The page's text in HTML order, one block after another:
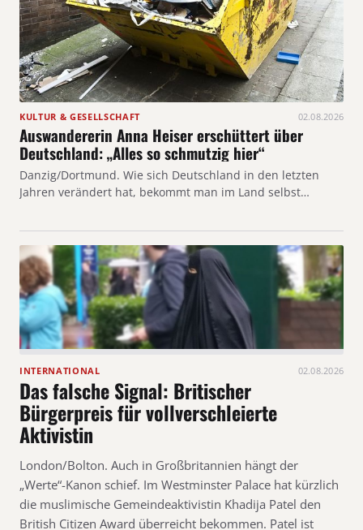
KULTUR & GESELLSCHAFT 02.08.2026
Auswandererin Anna Heiser erschüttert über
Deutschland: „Alles so schmutzig hier“
Danzig/Dortmund. Wie sich Deutschland in den letzten
Jahren verändert hat, bekommt man im Land selbst…
INTERNATIONAL 02.08.2026
Das falsche Signal: Britischer
Bürgerpreis für vollverschleierte
Aktivistin
London/Bolton. Auch in Großbritannien hängt der
„Werte“-Kanon schief. Im Westminster Palace hat kürzlich
die muslimische Gemeindeaktivistin Khadija Patel den
British Citizen Award überreicht bekommen. Patel ist